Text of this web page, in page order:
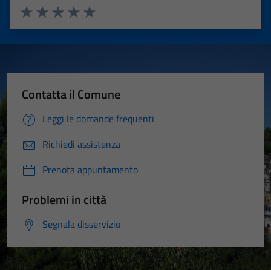
Valuta 5 stelle su 5
Valuta 4 stelle su 5
Valuta 3 stelle su 5
Valuta 2 stelle su 5
Valuta 1 stelle su 5
Contatta il Comune
Leggi le domande frequenti
Richiedi assistenza
Prenota appuntamento
Problemi in città
Segnala disservizio